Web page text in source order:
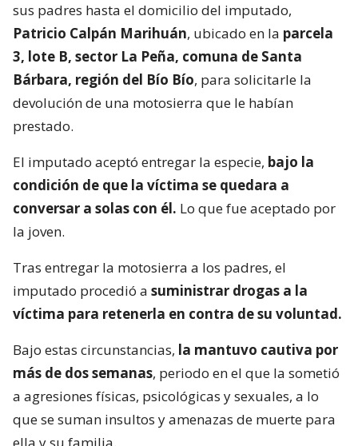
sus padres hasta el domicilio del imputado,
Patricio Calpán Marihuán, ubicado en la parcela
3, lote B, sector La Peña, comuna de Santa
Bárbara, región del Bío Bío, para solicitarle la
devolución de una motosierra que le habían
prestado.
El imputado aceptó entregar la especie, bajo la
condición de que la víctima se quedara a
conversar a solas con él. Lo que fue aceptado por
la joven.
Tras entregar la motosierra a los padres, el
imputado procedió a suministrar drogas a la
víctima para retenerla en contra de su voluntad.
Bajo estas circunstancias, la mantuvo cautiva por
más de dos semanas, periodo en el que la sometió
a agresiones físicas, psicológicas y sexuales, a lo
que se suman insultos y amenazas de muerte para